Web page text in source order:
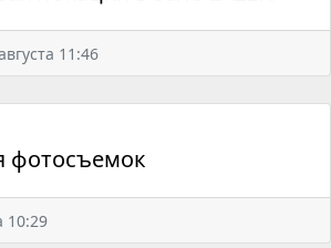
11:46
фотосъемок
10:29